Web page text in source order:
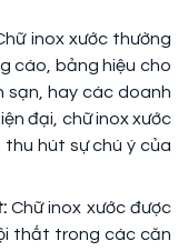
inox xước thường
cáo, bảng hiệu cho
sạn, hay các doanh
đại, chữ inox xước
hút sự chú ý của
Chữ inox xước được
thất trong các căn